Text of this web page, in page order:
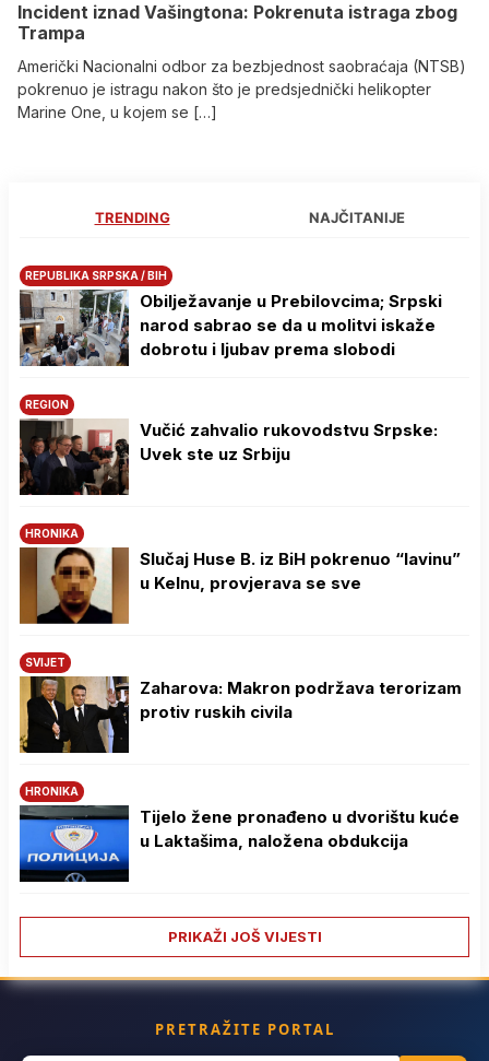
Incident iznad Vašingtona: Pokrenuta istraga zbog
Trampa
Američki Nacionalni odbor za bezbjednost saobraćaja (NTSB)
pokrenuo je istragu nakon što je predsjednički helikopter
Marine One, u kojem se […]
TRENDING NAJČITANIJE
REPUBLIKA SRPSKA / BIH
Obilježavanje u Prebilovcima; Srpski
narod sabrao se da u molitvi iskaže
dobrotu i ljubav prema slobodi
REGION
Vučić zahvalio rukovodstvu Srpske:
Uvek ste uz Srbiju
HRONIKA
Slučaj Huse B. iz BiH pokrenuo “lavinu”
u Kelnu, provjerava se sve
SVIJET
Zaharova: Makron podržava terorizam
protiv ruskih civila
HRONIKA
Tijelo žene pronađeno u dvorištu kuće
u Laktašima, naložena obdukcija
PRIKAŽI JOŠ VIJESTI
PRETRAŽITE PORTAL